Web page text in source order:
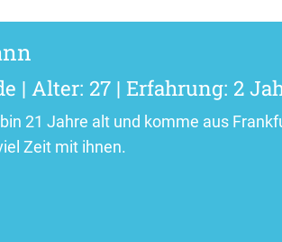
| Alter: 27 | Erfahrung: 2
21 Jahre alt und komme aus
Zeit mit ihnen.